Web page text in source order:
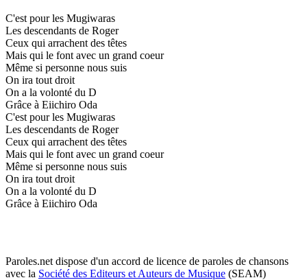
C'est pour les Mugiwaras
Les descendants de Roger
Ceux qui arrachent des têtes
Mais qui le font avec un grand coeur
Même si personne nous suis
On ira tout droit
On a la volonté du D
Grâce à Eiichiro Oda
C'est pour les Mugiwaras
Les descendants de Roger
Ceux qui arrachent des têtes
Mais qui le font avec un grand coeur
Même si personne nous suis
On ira tout droit
On a la volonté du D
Grâce à Eiichiro Oda
Paroles.net dispose d'un accord de licence de paroles de chansons
avec la Société des Editeurs et Auteurs de Musique (SEAM)